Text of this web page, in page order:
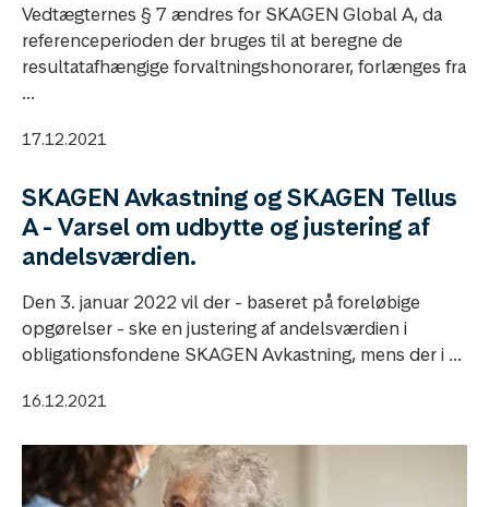
Vedtægternes § 7 ændres for SKAGEN Global A, da
referenceperioden der bruges til at beregne de
resultatafhængige forvaltningshonorarer, forlænges fra
...
17.12.2021
SKAGEN Avkastning og SKAGEN Tellus
A - Varsel om udbytte og justering af
andelsværdien.
Den 3. januar 2022 vil der - baseret på foreløbige
opgørelser - ske en justering af andelsværdien i
obligationsfondene SKAGEN Avkastning, mens der i ...
16.12.2021